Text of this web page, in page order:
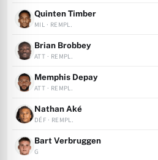
Quinten Timber
MIL · REMPL.
Brian Brobbey
ATT · REMPL.
Memphis Depay
ATT · REMPL.
Nathan Aké
DÉF · REMPL.
Bart Verbruggen
G